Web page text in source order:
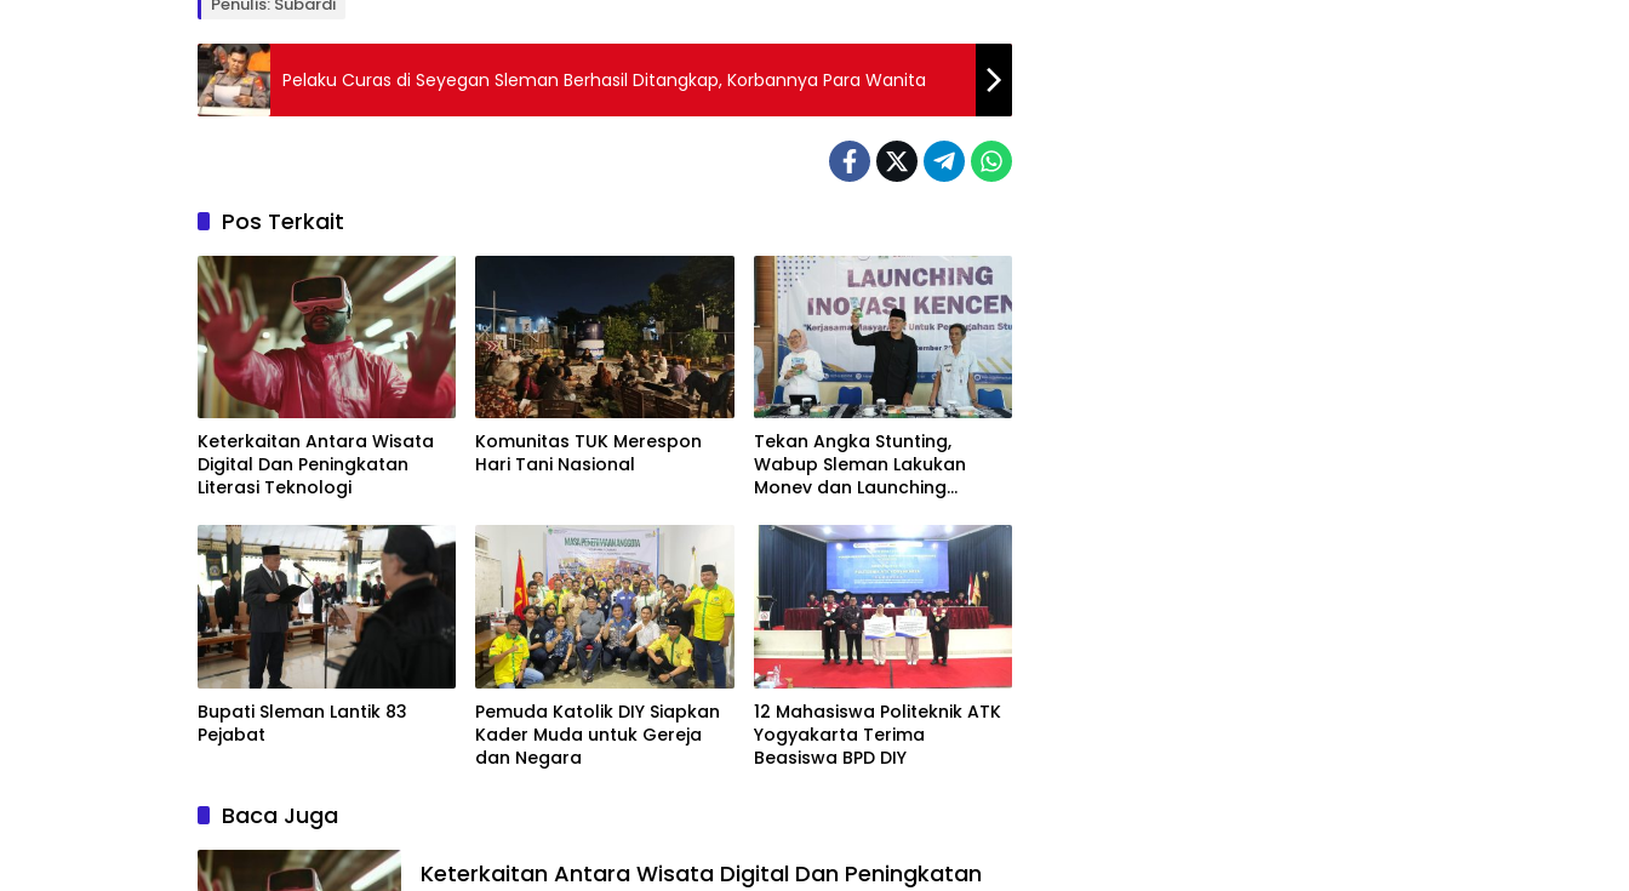
Penulis: Subardi
Pelaku Curas di Seyegan Sleman Berhasil Ditangkap, Korbannya Para Wanita
Pos Terkait
Keterkaitan Antara Wisata
Digital Dan Peningkatan
Literasi Teknologi
Komunitas TUK Merespon
Hari Tani Nasional
Tekan Angka Stunting,
Wabup Sleman Lakukan
Monev dan Launching
Kapanewon Turi
Bupati Sleman Lantik 83
Pejabat
Pemuda Katolik DIY Siapkan
Kader Muda untuk Gereja
dan Negara
12 Mahasiswa Politeknik ATK
Yogyakarta Terima
Beasiswa BPD DIY
Baca Juga
Keterkaitan Antara Wisata Digital Dan Peningkatan